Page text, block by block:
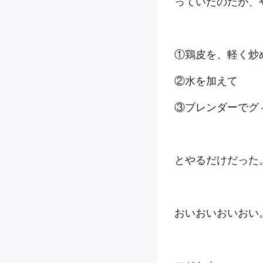
①鶏皮を、軽く炒
②水を加えて
③ブレンダーでグ
とやるだけだった。
おいおいおいおい。